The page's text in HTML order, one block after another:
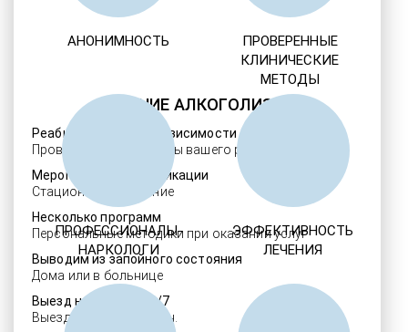
ЛЕЧЕНИЕ АЛКОГОЛИЗМА
Реабилитация алкозависимости
Проверенные ребцентры вашего региона
Мероприятия детоксикации
Стационарное лечение
Несколько программ
Персональные методики при оказании услуг
Выводим из запойного состояния
Дома или в больнице
Выезд нарколога 24/7
Выезд в течение 30 мин.
АНОНИМНОСТЬ
ПРОВЕРЕННЫЕ
КЛИНИЧЕСКИЕ
МЕТОДЫ
ПРОФЕССИОНАЛЫ-
НАРКОЛОГИ
ЭФФЕКТИВНОСТЬ
ЛЕЧЕНИЯ